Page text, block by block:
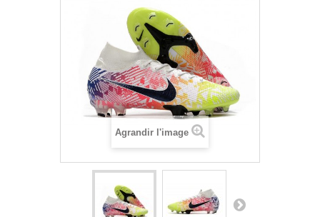
Agrandir l'image